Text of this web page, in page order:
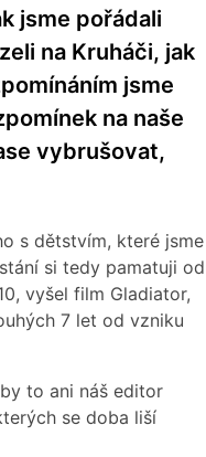
jsme pořádali
na Kruháči, jak
jsme
na naše
vybrušovat,
s dětstvím, které jsme
si tedy pamatuji od
vyšel film Gladiator,
7 let od vzniku
to ani náš editor
se doba liší